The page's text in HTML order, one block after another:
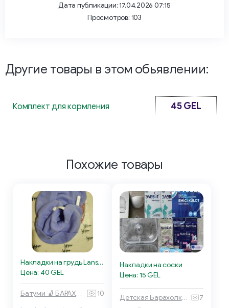
Дата публикации: 17.04.2026 07:15
Просмотров: 103
Другие товары в этом обьявлении:
Комплект для кормления 45 GEL
Похожие товары
Накладки на грудь Lansinoh
Цена: 40 GEL
Батуми 🧦 БАРАХОЛКА
10
Накладки на соски
Цена: 15 GEL
Детская Барахолка 🧸 Батуми
7